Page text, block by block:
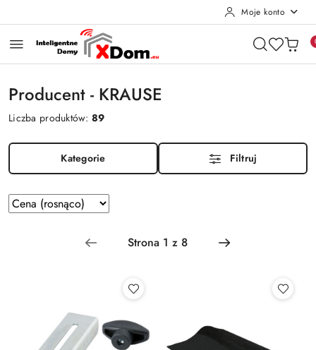
Moje konto
Producent - KRAUSE
Liczba produktów:89
Kategorie Filtruj
Zastosowano
sortowanie:
Sortuj
według